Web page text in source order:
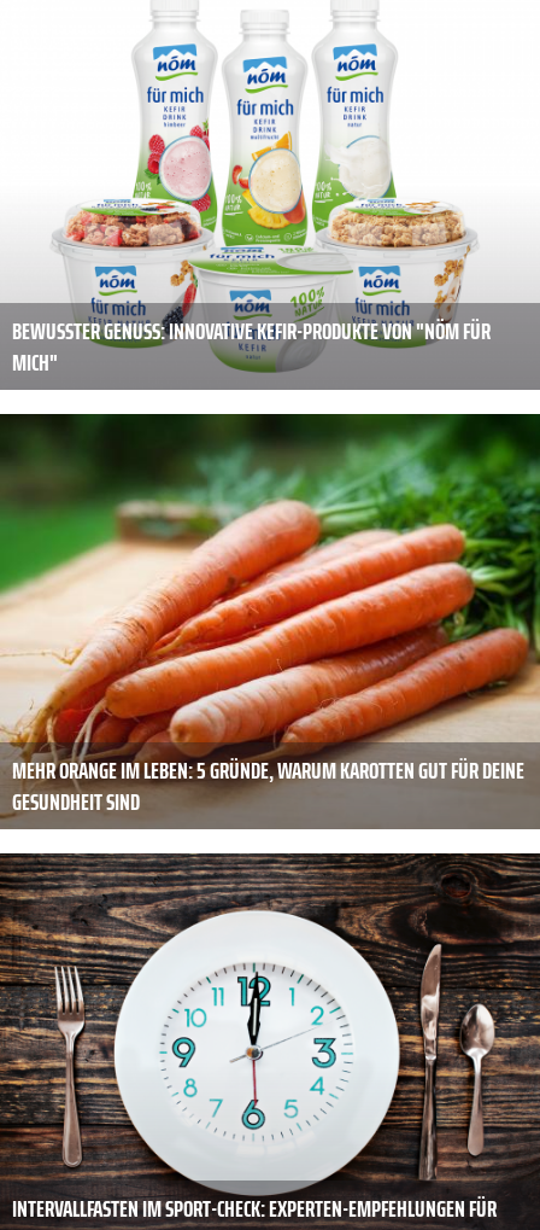
BEWUSSTER GENUSS: INNOVATIVE KEFIR-PRODUKTE VON "NÖM FÜR
MICH"
MEHR ORANGE IM LEBEN: 5 GRÜNDE, WARUM KAROTTEN GUT FÜR DEINE
GESUNDHEIT SIND
INTERVALLFASTEN IM SPORT-CHECK: EXPERTEN-EMPFEHLUNGEN FÜR